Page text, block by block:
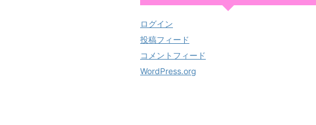
ログイン
投稿フィード
コメントフィード
WordPress.org